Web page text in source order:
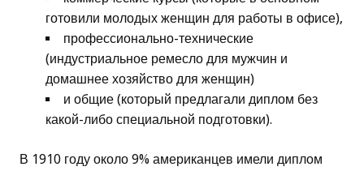
готовили молодых женщин для работы в офисе),
профессионально-технические
(индустриальное ремесло для мужчин и
домашнее хозяйство для женщин)
и общие (который предлагали диплом без
какой-либо специальной подготовки).
В 1910 году около 9% американцев имели диплом